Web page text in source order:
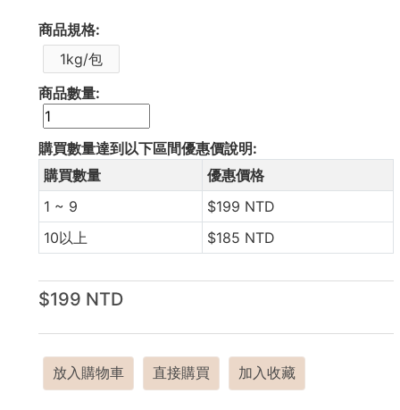
商品規格:
1kg/包
商品數量:
購買數量達到以下區間優惠價說明:
購買數量
優惠價格
1 ~ 9
$199 NTD
10以上
$185 NTD
$199 NTD
放入購物車 直接購買 加入收藏